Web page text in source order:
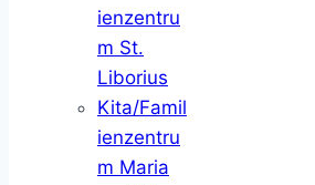
ienzentru
m St.
Liborius
Kita/Famil
ienzentru
m Maria